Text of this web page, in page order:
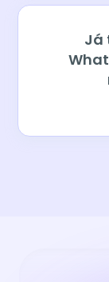
Já